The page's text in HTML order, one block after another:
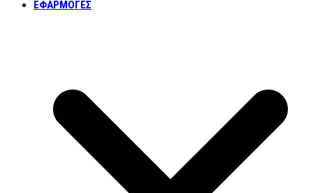
ΕΦΑΡΜΟΓΈΣ